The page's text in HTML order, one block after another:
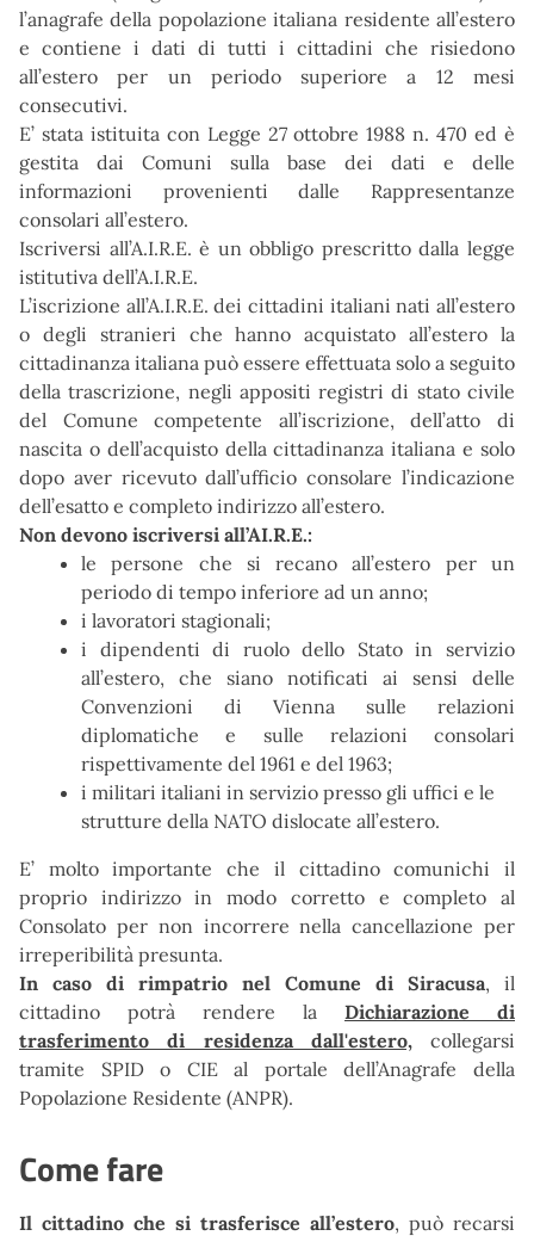
l’anagrafe della popolazione italiana residente all’estero
e contiene i dati di tutti i cittadini che risiedono
all’estero per un periodo superiore a 12 mesi
consecutivi.
E’ stata istituita con Legge 27 ottobre 1988 n. 470 ed è
gestita dai Comuni sulla base dei dati e delle
informazioni provenienti dalle Rappresentanze
consolari all’estero.
Iscriversi all’A.I.R.E. è un obbligo prescritto dalla legge
istitutiva dell’A.I.R.E.
L’iscrizione all’A.I.R.E. dei cittadini italiani nati all’estero
o degli stranieri che hanno acquistato all’estero la
cittadinanza italiana può essere effettuata solo a seguito
della trascrizione, negli appositi registri di stato civile
del Comune competente all’iscrizione, dell’atto di
nascita o dell’acquisto della cittadinanza italiana e solo
dopo aver ricevuto dall’ufficio consolare l’indicazione
dell’esatto e completo indirizzo all’estero.
Non devono iscriversi all’AI.R.E.:
le persone che si recano all’estero per un
periodo di tempo inferiore ad un anno;
i lavoratori stagionali;
i dipendenti di ruolo dello Stato in servizio
all’estero, che siano notificati ai sensi delle
Convenzioni di Vienna sulle relazioni
diplomatiche e sulle relazioni consolari
rispettivamente del 1961 e del 1963;
i militari italiani in servizio presso gli uffici e le
strutture della NATO dislocate all’estero.
E’ molto importante che il cittadino comunichi il
proprio indirizzo in modo corretto e completo al
Consolato per non incorrere nella cancellazione per
irreperibilità presunta.
In caso di rimpatrio nel Comune di Siracusa, il
cittadino potrà rendere la
Dichiarazione di
trasferimento di residenza dall'estero, collegarsi
tramite SPID o CIE al portale dell’Anagrafe della
Popolazione Residente (ANPR).
Come fare
Il cittadino che si trasferisce all’estero, può recarsi